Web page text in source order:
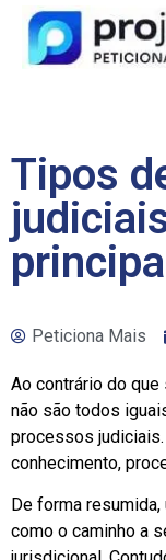
Tipos
Peticiona Mais
Ao contrário do
não são todos
processos
conhecimento,
De forma
como o caminho a